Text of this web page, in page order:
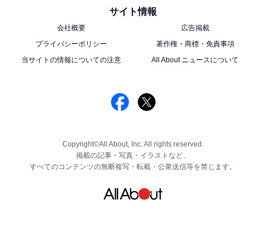
サイト情報
会社概要
広告掲載
プライバシーポリシー
著作権・商標・免責事項
当サイトの情報についての注意
All About ニュースについて
Copyright©All About, Inc. All rights reserved.
掲載の記事・写真・イラストなど、
すべてのコンテンツの無断複写・転載・公衆送信等を禁じます。